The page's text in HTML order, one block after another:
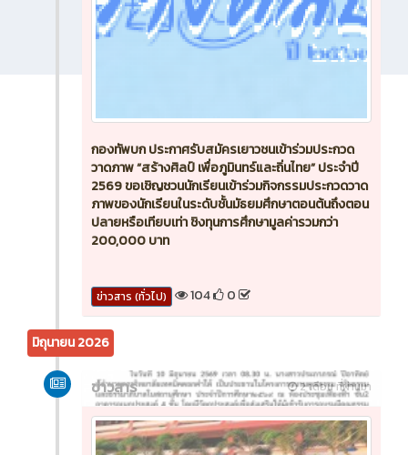
กองทัพบก ประกาศรับสมัครเยาวชนเข้าร่วมประกวด
วาดภาพ “สร้างศิลป์ เพื่อภูมินทร์และถิ่นไทย” ประจำปี
2569 ขอเชิญชวนนักเรียนเข้าร่วมกิจกรรมประกวดวาด
ภาพของนักเรียนในระดับชั้นมัธยมศึกษาตอนต้นถึงตอน
ปลายหรือเทียบเท่า ชิงทุนการศึกษามูลค่ารวมกว่า
200,000 บาท
ข่าวสาร (ทั่วไป) 104 0
มิถุนายน 2026
2 เดือน ที่ผ่านมา
ข่าวสาร